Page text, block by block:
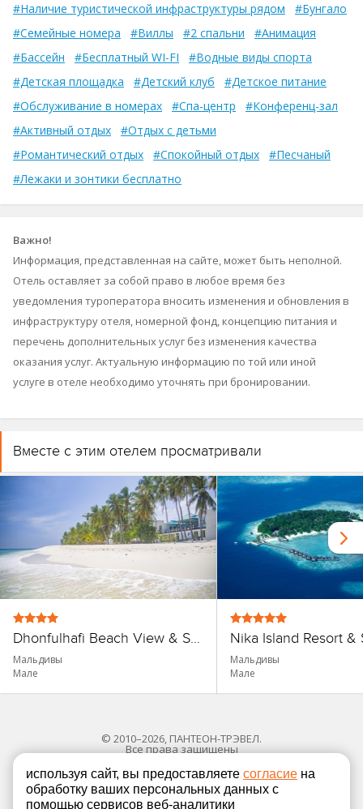
#Наличие туристической инфраструктуры рядом
#Бунгало
#Семейные номера
#Виллы #2 спальни
#Анимация
#Бассейн
#Бесплатный WI-FI
#Водные виды спорта
#Детская площадка
#Детский клуб
#Детское питание
#Обслуживание в номерах
#Спа-центр
#Конференц-зал
#Активный отдых
#Отдых с детьми
#Романтический отдых
#Спокойный отдых
#Песчаный
#Лежаки и зонтики бесплатно
Важно!
Информация, представленная на сайте, может быть неполной.
Отель оставляет за собой право в любое время без
уведомления туроператора вносить изменения и обновления в
инфраструктуру отеля, номерной фонд, концепцию питания и
перечень дополнительных услуг без изменения качества
оказания услуг. Актуальную информацию по той или иной
услуге в отеле необходимо уточнять при бронировании.
Вместе с этим отелем просматривали
Dhonfulhafi Beach View & Spa Guest House
Мальдивы
Мале
Nika Island Resort &
Мальдивы
Мале
© 2010–2026, ПАНТЕОН-ТРЭВЕЛ.
Все права защищены
Политика в отношении обработки персональных
используя сайт, вы предоставляете согласие на
обработку ваших персональных данных с
помощью сервисов веб-аналитики